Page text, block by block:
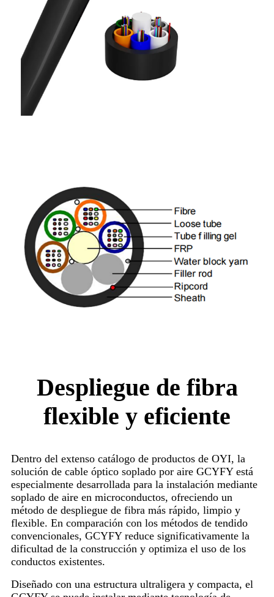
Despliegue de fibra
flexible y eficiente
Dentro del extenso catálogo de productos de OYI, la
solución de cable óptico soplado por aire GCYFY está
especialmente desarrollada para la instalación mediante
soplado de aire en microconductos, ofreciendo un
método de despliegue de fibra más rápido, limpio y
flexible. En comparación con los métodos de tendido
convencionales, GCYFY reduce significativamente la
dificultad de la construcción y optimiza el uso de los
conductos existentes.
Diseñado con una estructura ultraligera y compacta, el